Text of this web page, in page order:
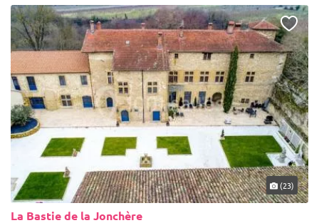
(23)
La Bastie de la Jonchère